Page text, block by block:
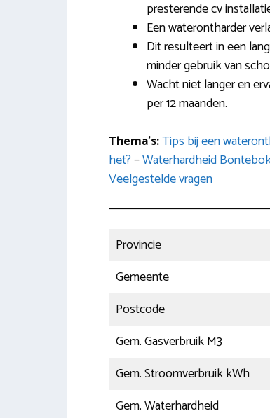
presterende cv
Een waterontharder
Dit resulteert in een
minder gebruik van
Wacht niet langer en
per 12 maanden.
Thema’s:Tips bij een
het?–Waterhardheid
Veelgestelde vragen
Provincie
Gemeente
Postcode
Gem. Gasverbruik M3
Gem. Stroomverbruik kWh
Gem. Waterhardheid